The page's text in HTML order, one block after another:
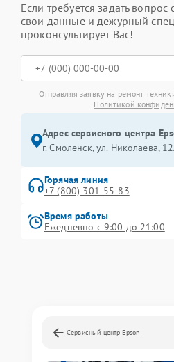
Если требуется задать вопрос
свои данные и дежурный
проконсультирует Вас!
Отправляя заявку на ремонт
Политикой
Адрес сервисного центра
г. Смоленск, ул. Николаева,
Горячая линия
+7 (800) 301-55-83
Время работы
Ежедневно с 9:00 до 21:00
Сервисный центр Epson